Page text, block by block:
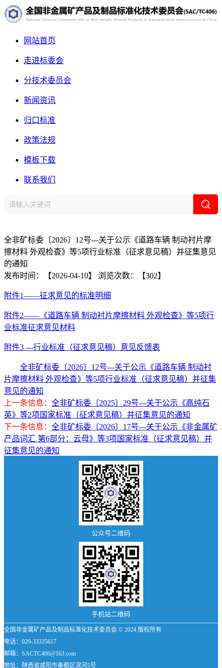
网站首页
走进标委会
分技术委员会
新闻资讯
归口标准
政策法规
模板下载
联系我们
站
首
页
新
闻
资
征
求
意
见
全非矿标委〔2026〕12号---关于公示《道路车辆 制动衬片摩
擦材料 外观检查》等5项行业标准（征求意见稿）并征集意见
的通知
发布时间：【2026-04-10】
浏览次数：【302】
附件1——征求意见的标准明细
附件2——《道路车辆 制动衬片摩擦材料 外观检查》等5项行
业标准征求意见材料
附件3 ---行业标准（征求意见稿）意见反馈表
全非矿标委〔2026〕12号---关于公示《道路车辆 制动衬
片摩擦材料 外观检查》等5项行业标准（征求意见稿）并征集
意见的通知
上一条信息： 全非矿标委〔2025〕29号---关于公示《高纯石
英》等2项国家标准（征求意见稿）并征集意见的通知
下一条信息： 全非矿标委〔2026〕17号---关于公示《非金属矿
产品词汇 第6部分：云母》等3项国家标准（征求意见稿）并
征集意见的通知
公众号二维码
手机站二维码
全国非金属矿产品及制品标准化技术委员会 © 2024 版权所有
电话：029-33335617
邮箱：SACTC406@163.com
地址：陕西省咸阳市秦都区滨河5号